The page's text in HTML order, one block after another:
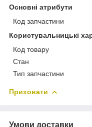
Основні атрибути
Код запчастини
Користувальницькі
Код товару
Стан
Тип запчастини
Приховати
Умови доставки